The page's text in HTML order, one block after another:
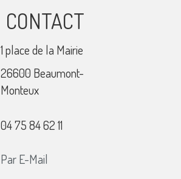
CONTACT
1 place de la Mairie
26600 Beaumont-
Monteux
04 75 84 62 11
Par E-Mail